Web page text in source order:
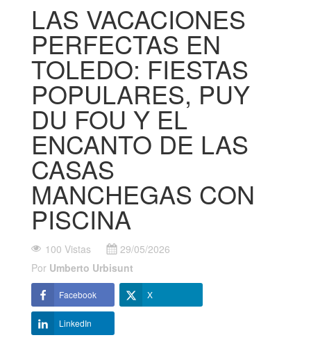
LAS VACACIONES
PERFECTAS EN
TOLEDO: FIESTAS
POPULARES, PUY
DU FOU Y EL
ENCANTO DE LAS
CASAS
MANCHEGAS CON
PISCINA
100 Vistas
29/05/2026
Por Umberto Urbisunt
Facebook X
LinkedIn